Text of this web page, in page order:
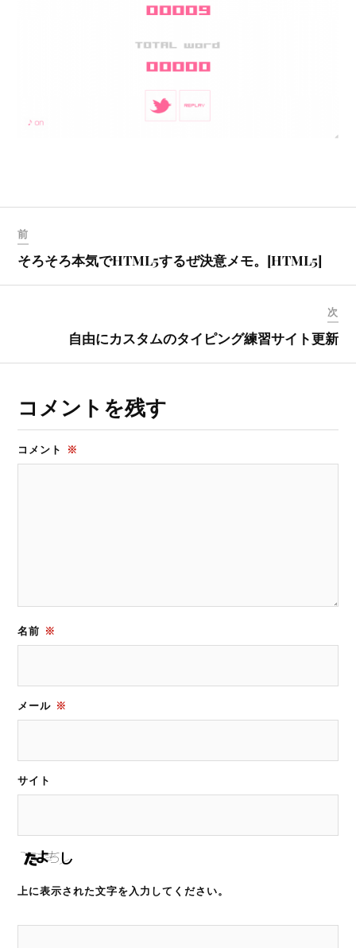
前
そろそろ本気でHTML5するぜ決意メモ。[HTML5]
次
自由にカスタムのタイピング練習サイト更新
コメントを残す
コメント ※
名前 ※
メール ※
サイト
上に表示された文字を入力してください。